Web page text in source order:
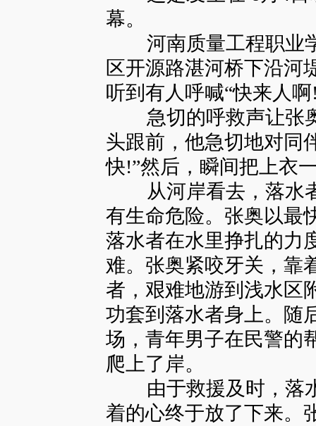
幕。
河南质量工程职业学
区开源路湛河桥下沿河
听到有人呼喊“快来人
急切的呼救声让张奥
头跟前，他急切地对同
快!”然后，瞬间把上衣
从河岸看去，落水者
有生命危险。张奥以最
落水者在水里挣扎的力
难。张奥紧咬牙关，靠
者，艰难地游到浅水区
功套到落水者身上。随
场，青年男子在民警的
爬上了岸。
由于救援及时，落水
着的心终于放了下来。